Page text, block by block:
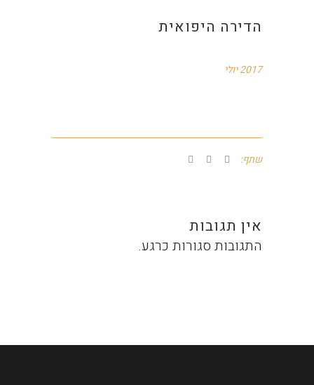
הדירה היפואית
2017 יולי
שתף:
אין תגובות
התגובות סגורות כרגע.